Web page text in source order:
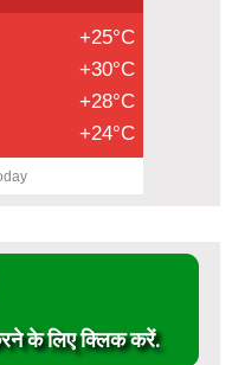
+25°C
+30°C
+28°C
+24°C
के लिए क्लिक करें.